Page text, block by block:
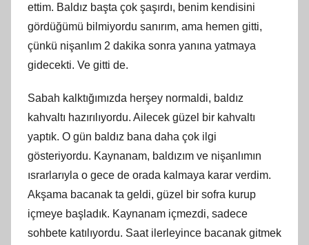
ettim. Baldız başta çok şaşırdı, benim kendisini
gördüğümü bilmiyordu sanırım, ama hemen gitti,
çünkü nişanlım 2 dakika sonra yanına yatmaya
gidecekti. Ve gitti de.
Sabah kalktığımızda herşey normaldi, baldız
kahvaltı hazırılıyordu. Ailecek güzel bir kahvaltı
yaptık. O gün baldız bana daha çok ilgi
gösteriyordu. Kaynanam, baldızım ve nişanlımın
ısrarlarıyla o gece de orada kalmaya karar verdim.
Akşama bacanak ta geldi, güzel bir sofra kurup
içmeye başladık. Kaynanam içmezdi, sadece
sohbete katılıyordu. Saat ilerleyince bacanak gitmek